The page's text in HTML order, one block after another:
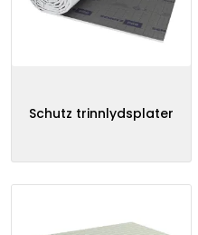
Schutz trinnlydsplater
Sprinkler
Trinnlyd
Varmeanlegg